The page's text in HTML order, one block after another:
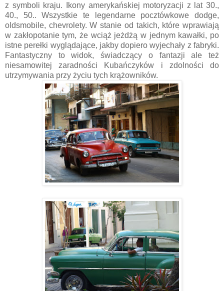
z symboli kraju. Ikony amerykańskiej motoryzacji z lat 30.,
40., 50.. Wszystkie te legendarne pocztówkowe dodge,
oldsmobile, chevrolety. W stanie od takich, które wprawiają
w zakłopotanie tym, że wciąż jeżdżą w jednym kawałki, po
istne perełki wyglądające, jakby dopiero wyjechały z fabryki.
Fantastyczny to widok, świadczący o fantazji ale też
niesamowitej zaradności Kubańczyków i zdolności do
utrzymywania przy życiu tych krążowników.